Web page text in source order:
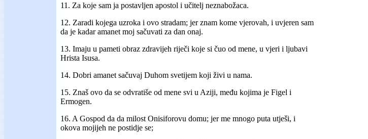
11. Za koje sam ja postavljen apostol i učitelj neznabožaca.
12. Zaradi kojega uzroka i ovo stradam; jer znam kome vjerovah, i uvjeren sam
da je kadar amanet moj sačuvati za dan onaj.
13. Imaju u pameti obraz zdravijeh riječi koje si čuo od mene, u vjeri i ljubavi
Hrista Isusa.
14. Dobri amanet sačuvaj Duhom svetijem koji živi u nama.
15. Znaš ovo da se odvratiše od mene svi u Aziji, među kojima je Figel i
Ermogen.
16. A Gospod da da milost Onisiforovu domu; jer me mnogo puta utješi, i
okova mojijeh ne postidje se;